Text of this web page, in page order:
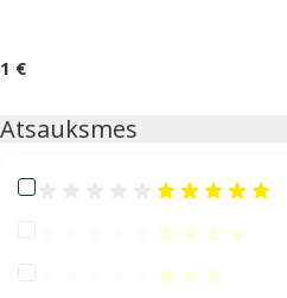
1 €
Atsauksmes
Atsauksmes
Atsauksmes 80%
Atsauksmes 60%